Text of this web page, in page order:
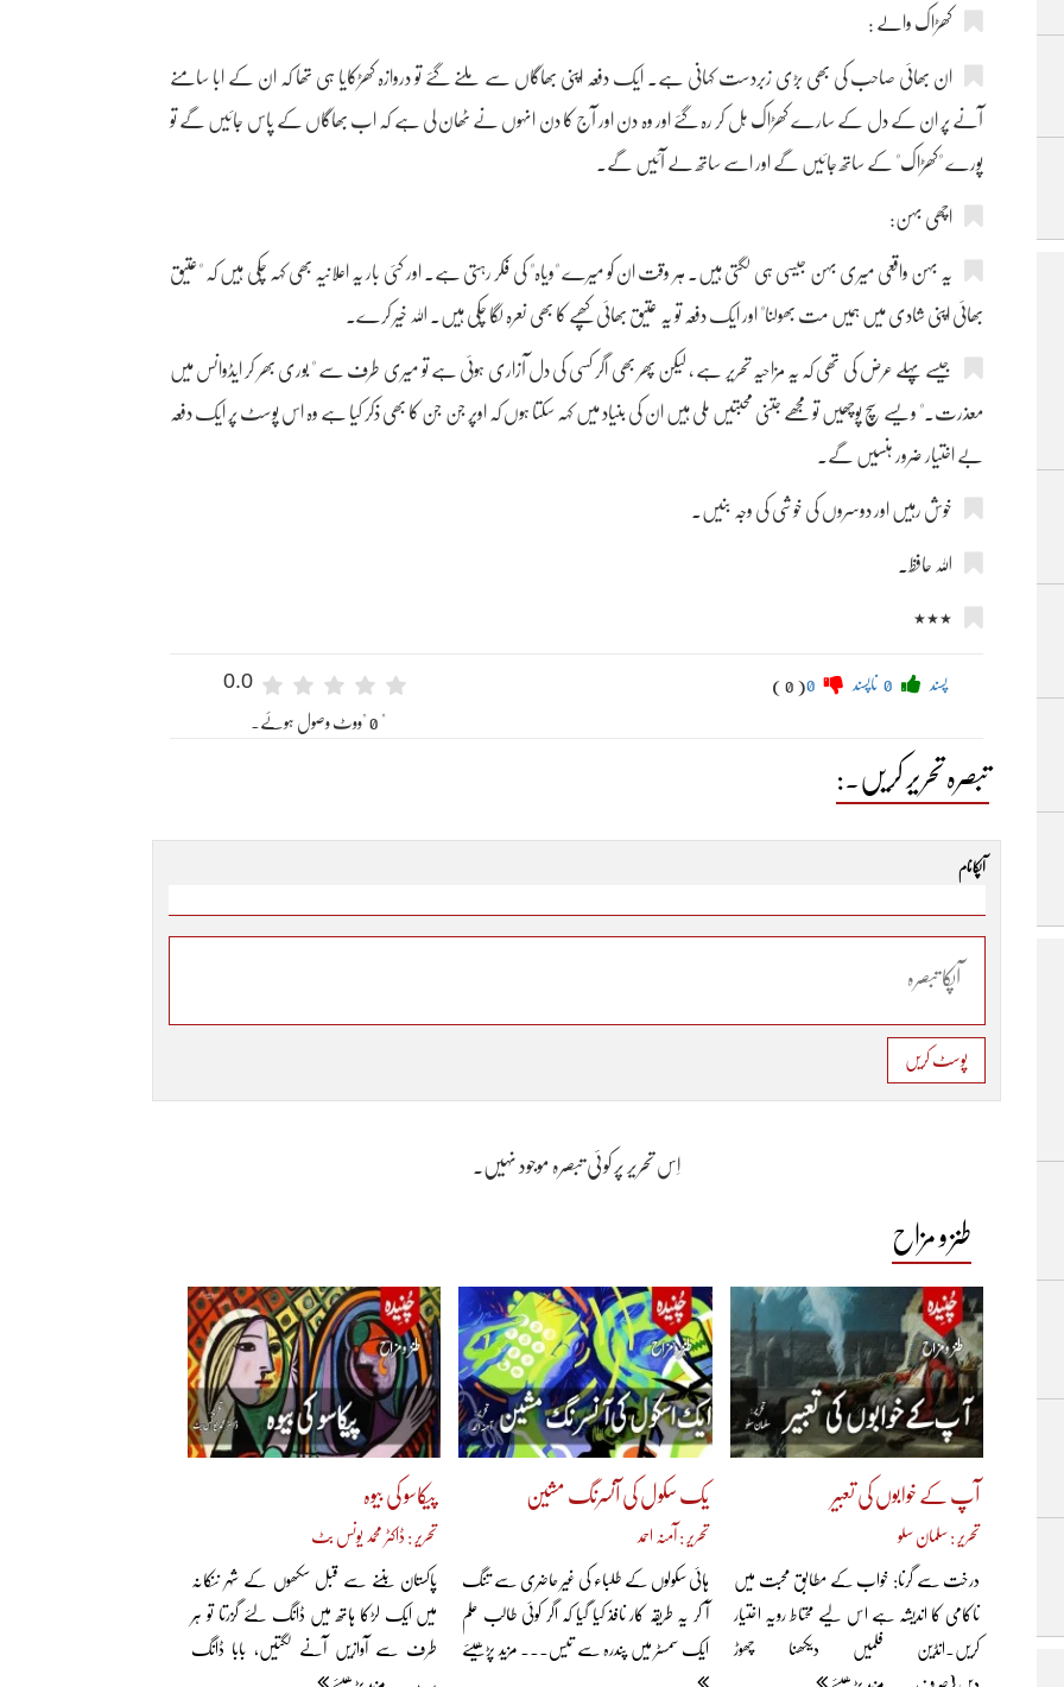
کھڑاک والے :
ان بھائی صاحب کی بھی بڑی زبردست کہانی ہے۔ ایک دفعہ اپنی بھاگاں سے ملنے گئے تو دروازہ کھڑکایا ہی تھا کہ ان کے ابا سامنے
آنے پر ان کے دل کے سارے کھڑاک ہل کر رہ گئے اور وہ دن اور آج کا دن انہوں نے ٹھان لی ہے کہ اب بھاگاں کے پاس جائیں گے تو
پورے "کھڑاک" کے ساتھ جائیں گے اور اسے ساتھ لے آئیں گے۔
اچھی بہن:
یہ بہن واقعی میری بہن جیسی ہی لگتی ہیں۔ ہر وقت ان کو میرے "ویاہ" کی فکر رہتی ہے۔ اور کئی بار یہ اعلانیہ بھی کہہ چکی ہیں کہ "عتیق
بھائی اپنی شادی میں ہمیں مت بھولنا" اور ایک دفعہ تو یہ عتیق بھائی کھپے کا بھی نعرہ لگا چکی ہیں۔ اللہ خیر کرے۔
جیسے پہلے عرض کی تھی کہ یہ مزاحیہ تحریر ہے ، لیکن پھر بھی اگر کسی کی دل آزاری ہوئی ہے تو میری طرف سے " بوری بھر کر ایڈوانس میں
معذرت۔" ویسے سچ پوچھیں تو مجھے جتنی محبتیں ملی ہیں ان کی بنیاد میں کہہ سکتا ہوں کہ اوپر جن جن کا بھی ذکر کیا ہے وہ اس پوسٹ پر ایک دفعہ
بے اختیار ضرور ہنسیں گے۔
خوش رہیں اور دوسروں کی خوشی کی وجہ بنیں۔
اللہ حافظ۔
٭٭٭
0.0
" 0 "ووٹ وصول ہوئے۔
پسند ناپسند ( 0 )
تبصرہ تحریر کریں۔:
آپکا نام
پوسٹ کریں
اِس تحریر پر کوئی تبصرہ موجود نہیں۔
طنز و مزاح
آپ کے خوابوں کی تعبیر
تحریر : سلمان سلو
درخت سے گرنا: خواب کے مطابق محبت میں
ناکامی کا اندیشہ ہے اس لیے محتاط رویہ اختیار
کریں۔انڈین فلمیں دیکھنا چھوڑ
دیں{صرف... مزید پڑھیئے
یک سکول کی آنسرنگ مشین
تحریر : آمنہ احمد
ہائی سکولوں کے طلباء کی غیر حاضری سے تنگ
آ کر یہ طریقہ کار نافذ کیا گیا کہ اگر کوئی طالب علم
ایک سمسٹر میں پندرہ سے تیس... مزید پڑھیئے
پیکاسو کی بیوہ
تحریر : ڈاکٹر محمد یونس بٹ
پاکستان بننے سے قبل سکھوں کے شہر ننکانہ
میں ایک لڑکا ہاتھ میں ڈانگ لئے گزرتا تو ہر
طرف سے آوازیں آنے لگتیں، بابا ڈانگ
ب... مزید پڑھیئے